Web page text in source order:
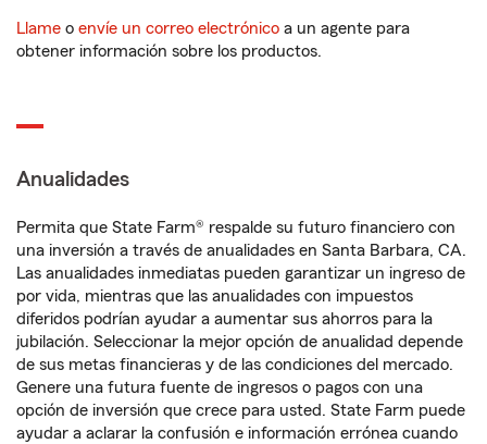
Llame o envíe un correo electrónico a un agente para
obtener información sobre los productos.
Anualidades
Permita que State Farm® respalde su futuro financiero con
una inversión a través de anualidades en Santa Barbara, CA.
Las anualidades inmediatas pueden garantizar un ingreso de
por vida, mientras que las anualidades con impuestos
diferidos podrían ayudar a aumentar sus ahorros para la
jubilación. Seleccionar la mejor opción de anualidad depende
de sus metas financieras y de las condiciones del mercado.
Genere una futura fuente de ingresos o pagos con una
opción de inversión que crece para usted. State Farm puede
ayudar a aclarar la confusión e información errónea cuando